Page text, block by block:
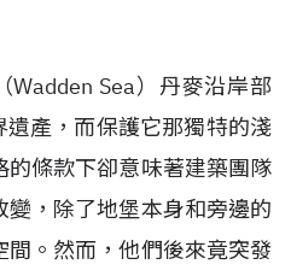
Wadden Sea）丹麥沿岸部
產，而保護它那獨特的淺
條款下卻意味著建築團隊
，除了地堡本身和旁邊的
。然而，他們後來竟突發